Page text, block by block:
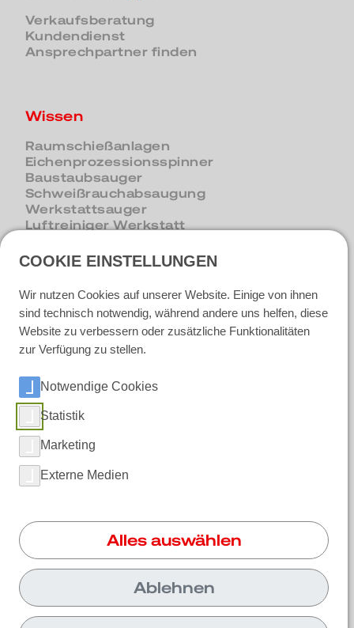
Verkaufsberatung
Kundendienst
Ansprechpartner finden
Wissen
Raumschießanlagen
Eichenprozessionsspinner
Baustaubsauger
Schweißrauchabsaugung
Werkstattsauger
Luftreiniger Werkstatt
Unternehmen & Karriere
Über RUWAC
Fertigung in Riemsloh
Qualität bei RUWAC
Berufserfahrene
Ausbildung und Praktikum
Initiativbewerbung
Soziale Medien
Instagram
YouTube
COOKIE EINSTELLUNGEN
Wir nutzen Cookies auf unserer Website. Einige von ihnen
sind technisch notwendig, während andere uns helfen, diese
Website zu verbessern oder zusätzliche Funktionalitäten
zur Verfügung zu stellen.
Notwendige Cookies
Statistik
Marketing
Externe Medien
Alles auswählen
Ablehnen